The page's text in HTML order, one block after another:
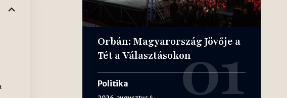
Orbán: Magyarország Jövője a
Tét a Választásokon
Politika